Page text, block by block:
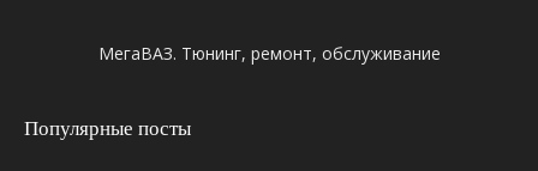
МегаВАЗ. Тюнинг, ремонт, обслуживание
Популярные посты